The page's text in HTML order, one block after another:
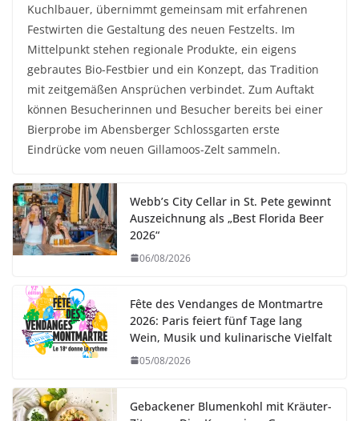
Kuchlbauer, übernimmt gemeinsam mit erfahrenen
Festwirten die Gestaltung des neuen Festzelts. Im
Mittelpunkt stehen regionale Produkte, ein eigens
gebrautes Bio-Festbier und ein Konzept, das Tradition
mit zeitgemäßen Ansprüchen verbindet. Zum Auftakt
können Besucherinnen und Besucher bereits bei einer
Bierprobe im Abensberger Schlossgarten erste
Eindrücke vom neuen Gillamoos-Zelt sammeln.
Webb’s City Cellar in St. Pete gewinnt
Auszeichnung als „Best Florida Beer
2026“
06/08/2026
Fête des Vendanges de Montmartre
2026: Paris feiert fünf Tage lang
Wein, Musik und kulinarische Vielfalt
05/08/2026
Gebackener Blumenkohl mit Kräuter-